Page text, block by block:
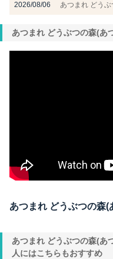
2026/08/06
あつまれ どう
あつまれ どうぶつの森(あ
あつまれ どうぶつの森
あつまれ どうぶつの森(あ
人にはこちらもおすすめ